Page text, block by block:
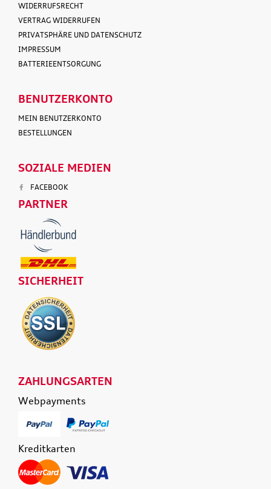
WIDERRUFSRECHT
VERTRAG WIDERRUFEN
PRIVATSPHÄRE UND DATENSCHUTZ
IMPRESSUM
BATTERIEENTSORGUNG
BENUTZERKONTO
MEIN BENUTZERKONTO
BESTELLUNGEN
SOZIALE MEDIEN
FACEBOOK
PARTNER
SICHERHEIT
ZAHLUNGSARTEN
Webpayments
Kreditkarten